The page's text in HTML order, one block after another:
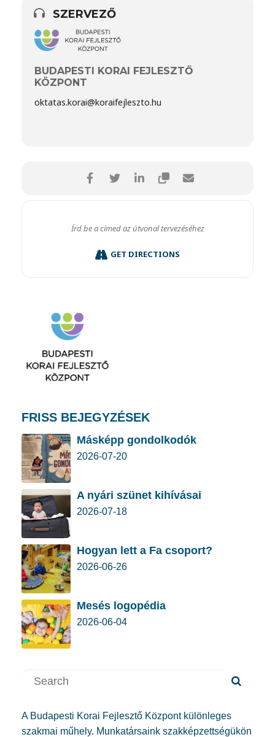
SZERVEZŐ
BUDAPESTI KORAI FEJLESZTŐ
KÖZPONT
oktatas.korai@koraifejleszto.hu
GET DIRECTIONS
FRISS BEJEGYZÉSEK
Másképp gondolkodók
2026-07-20
A nyári szünet kihívásai
2026-07-18
Hogyan lett a Fa csoport?
2026-06-26
Mesés logopédia
2026-06-04
A Budapesti Korai Fejlesztő Központ különleges
szakmai műhely. Munkatársaink szakképzettségükön